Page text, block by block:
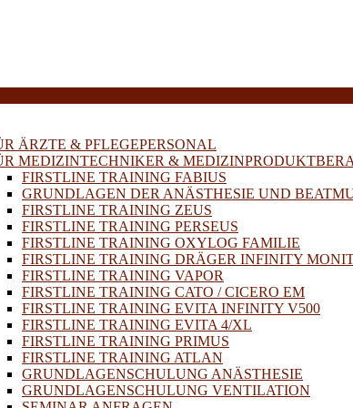
ÄRZTE & PFLEGEPERSONAL
MEDIZINTECHNIKER &
FIRSTLINE TRAINING FABIUS
GRUNDLAGEN DER ANÄSTHESIE UND
FIRSTLINE TRAINING ZEUS
FIRSTLINE TRAINING PERSEUS
FIRSTLINE TRAINING OXYLOG FAMILIE
FIRSTLINE TRAINING DRÄGER INFINITY
FIRSTLINE TRAINING VAPOR
FIRSTLINE TRAINING CATO / CICERO EM
FIRSTLINE TRAINING EVITA INFINITY V500
FIRSTLINE TRAINING EVITA 4/XL
FIRSTLINE TRAINING PRIMUS
FIRSTLINE TRAINING ATLAN
GRUNDLAGENSCHULUNG ANÄSTHESIE
GRUNDLAGENSCHULUNG VENTILATION